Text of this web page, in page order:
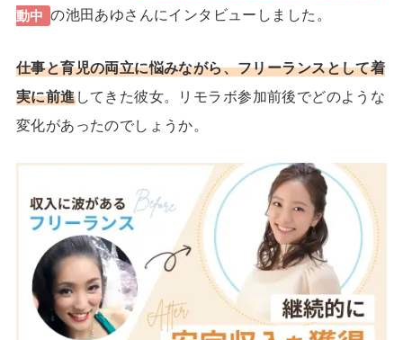
動中 の池田あゆさんにインタビューしました。
仕事と育児の両立に悩みながら、フリーランスとして着
実に前進してきた彼女。リモラボ参加前後でどのような
変化があったのでしょうか。